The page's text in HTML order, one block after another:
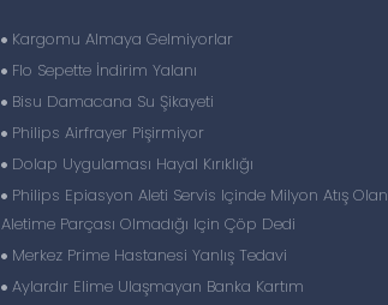
Kargomu Almaya Gelmiyorlar
Flo Sepette İndirim Yalanı
Bisu Damacana Su Şikayeti
Philips Airfrayer Pişirmiyor
Dolap Uygulaması Hayal Kırıklığı
Philips Epiasyon Aleti Servis Içinde Milyon Atış Olan
Aletime Parçası Olmadığı Için Çöp Dedi
Merkez Prime Hastanesi Yanlış Tedavi
Aylardır Elime Ulaşmayan Banka Kartım